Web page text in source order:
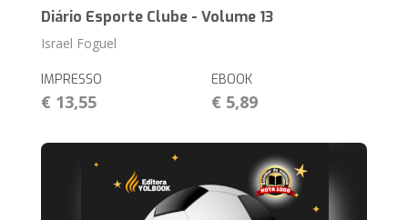
Diário Esporte Clube - Volume 13
Israel Foguel
IMPRESSO
€ 13,55
EBOOK
€ 5,89